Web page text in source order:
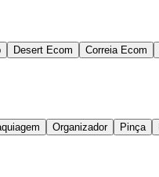
Desert Ecom Correia Ecom
Organizador Pinça